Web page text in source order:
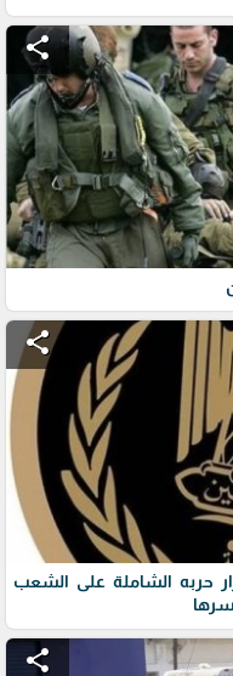
share
share
حربه الشاملة على الشعب
share